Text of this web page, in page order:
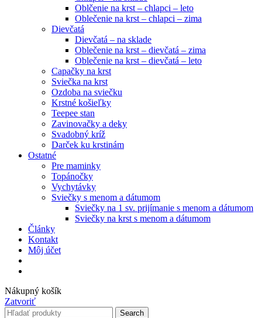
Oblčenie na krst – chlapci – leto
Oblečenie na krst – chlapci – zima
Dievčatá
Dievčatá – na sklade
Oblečenie na krst – dievčatá – zima
Oblečenie na krst – dievčatá – leto
Capačky na krst
Sviečka na krst
Ozdoba na sviečku
Krstné košieľky
Teepee stan
Zavinovačky a deky
Svadobný kríž
Darček ku krstinám
Ostatné
Pre maminky
Topánočky
Vychytávky
Sviečky s menom a dátumom
Sviečky na 1 sv. prijímanie s menom a dátumom
Sviečky na krst s menom a dátumom
Články
Kontakt
Môj účet
Nákupný košík
Zatvoriť
Search